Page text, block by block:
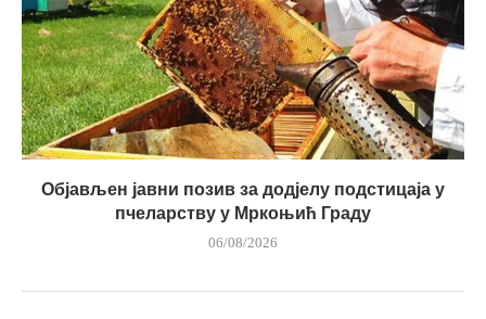
Објављен јавни позив за додјелу подстицаја у
пчеларству у Мркоњић Граду
06/08/2026